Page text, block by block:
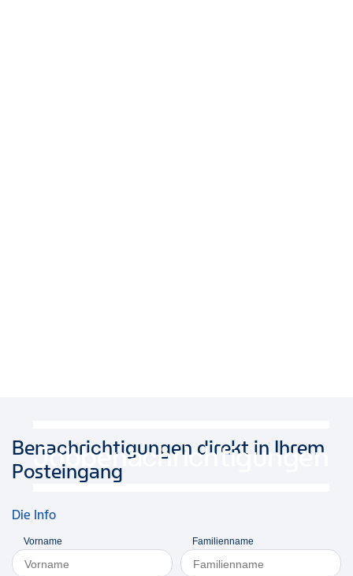
Jobbenachrichtigungen
Benachrichtigungen direkt in Ihrem
Posteingang
Die Info
Vorname Familienname